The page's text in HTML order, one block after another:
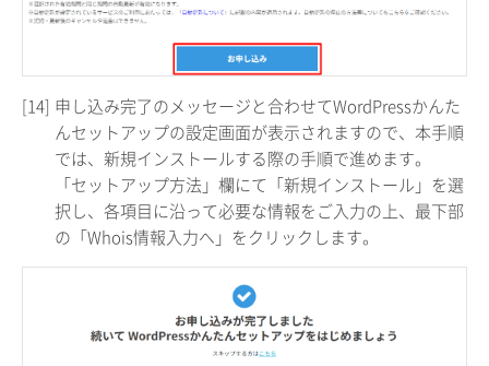
[14] 申し込み完了のメッセージと合わせてWordPressかんた
んセットアップの設定画面が表示されますので、本手順
では、新規インストールする際の手順で進めます。
「セットアップ方法」欄にて「新規インストール」を選
択し、各項目に沿って必要な情報をご入力の上、最下部
の「Whois情報入力へ」をクリックします。